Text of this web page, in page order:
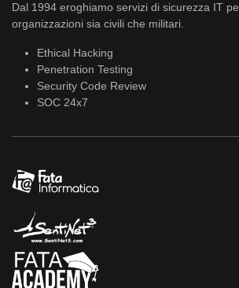
Dal 1994 eroghiamo servizi di sicurezza IT
organizzazioni sia civili che militari.
Ethical Hacking
Penetration Testing
Security Code Review
SOC 24x7